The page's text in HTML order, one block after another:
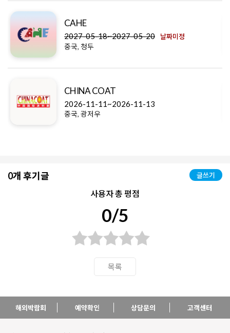
CAHE
2027-05-18~2027-05-20 날짜미정
중국, 청두
CHINA COAT
2026-11-11~2026-11-13
중국, 광저우
0개 후기글 글쓰기
사용자 총 평점
0/5
목록
해외박람회 예약확인 상담문의 고객센터